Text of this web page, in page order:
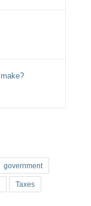
government
Taxes